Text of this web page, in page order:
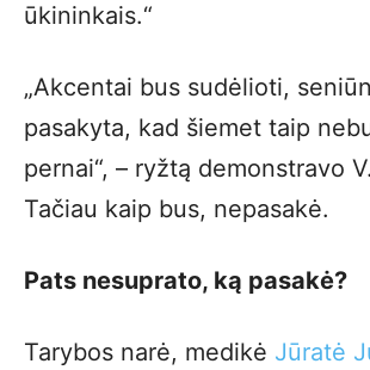
ūkininkais.“
„Akcentai bus sudėlioti,
pasakyta, kad šiemet taip
pernai“, – ryžtą demonstravo
Tačiau kaip bus, nepasakė.
Pats nesuprato, ką pasakė?
Tarybos narė, medikė Jūratė